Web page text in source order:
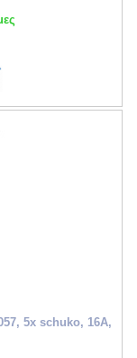
5x schuko, 16A,